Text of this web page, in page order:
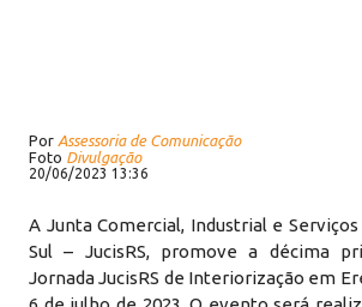
Por Assessoria de Comunicação
Foto Divulgação
20/06/2023 13:36
A Junta Comercial, Industrial e
Sul – JucisRS, promove a décima
Jornada JucisRS de Interiorização em